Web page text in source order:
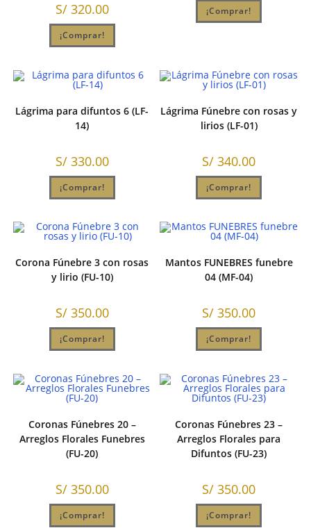
S/320.00
¡Comprar!
¡Comprar!
Lágrima para difuntos 6 (LF-
14)
S/330.00
¡Comprar!
Lágrima Fúnebre con rosas y
lirios (LF-01)
S/ 340.00
¡Comprar!
Corona Fúnebre 3 con rosas
y lirio (FU-10)
S/350.00
¡Comprar!
Mantos FUNEBRES funebre
04 (MF-04)
S/ 350.00
¡Comprar!
Coronas Fúnebres 20 –
Arreglos Florales Funebres
(FU-20)
S/350.00
¡Comprar!
Coronas Fúnebres 23 –
Arreglos Florales para
Difuntos (FU-23)
S/ 350.00
¡Comprar!